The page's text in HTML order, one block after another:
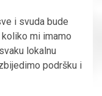
i svuda bude
mi imamo
lokalnu
podršku i